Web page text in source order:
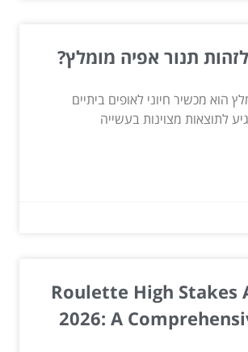
תנור אפיה מומלץ?
הוא מכשיר חיוני לאופים ביתיים
לתוצאות מצוינות בעשייה
Roulette High Stakes
2026: A